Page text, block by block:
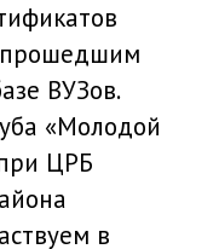
прошедшим
ВУЗов.
«Молодой
ЦРБ
в